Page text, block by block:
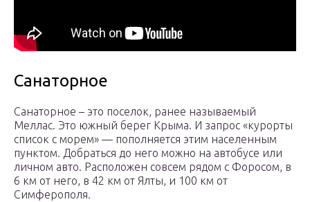
Санаторное
Санаторное – это поселок, ранее называемый
Меллас. Это южный берег Крыма. И запрос «курорты
список с морем» — пополняется этим населенным
пунктом. Добраться до него можно на автобусе или
личном авто. Расположен совсем рядом с Форосом, в
6 км от него, в 42 км от Ялты, и 100 км от
Симферополя.